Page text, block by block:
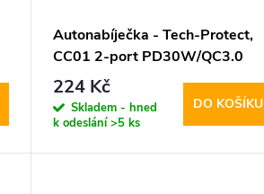
Autonabíječka - Tech-Protect,
CC01 2-port PD30W/QC3.0
224 Kč
Skladem - hned
k odeslání>5 ks
DO KOŠÍKU